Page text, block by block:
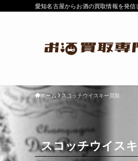
愛知名古屋からお酒の買取情報を発信
ホーム スコッチウイスキー買取
スコッチウイス